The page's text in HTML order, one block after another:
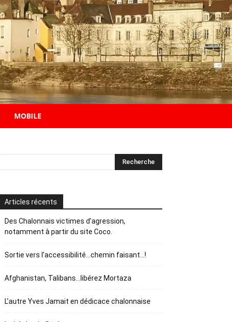
MOBILE
Articles récents
Des Chalonnais victimes d’agression,
notamment à partir du site Coco.
Sortie vers l’accessibilité…chemin faisant…!
Afghanistan, Talibans…libérez Mortaza
L’autre Yves Jamait en dédicace chalonnaise